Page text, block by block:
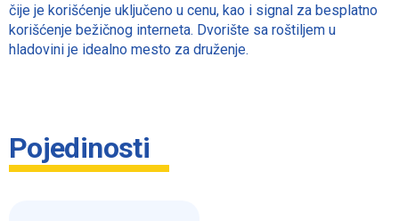
čije je korišćenje uključeno u cenu, kao i signal za besplatno
korišćenje bežičnog interneta. Dvorište sa roštiljem u
hladovini je idealno mesto za druženje.
Pojedinosti